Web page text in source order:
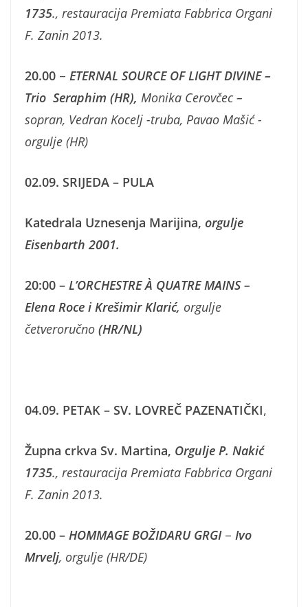
1735., restauracija Premiata Fabbrica Organi
F. Zanin 2013.
20.00 – ETERNAL SOURCE OF LIGHT DIVINE–
Trio Seraphim (HR), Monika Cerovčec –
sopran, Vedran Kocelj -truba, Pavao Mašić -
orgulje (HR)
02.09. SRIJEDA – PULA
Katedrala Uznesenja Marijina, orgulje
Eisenbarth 2001.
20:00 – L’ORCHESTRE À QUATRE MAINS –
Elena Roce i Krešimir Klarić, orgulje
četveroručno (HR/NL)
04.09. PETAK – SV. LOVREČ PAZENATIČKI,
Župna crkva Sv. Martina, Orgulje P. Nakić
1735., restauracija Premiata Fabbrica Organi
F. Zanin 2013.
20.00 – HOMMAGE BOŽIDARU GRGI– Ivo
Mrvelj, orgulje (HR/DE)